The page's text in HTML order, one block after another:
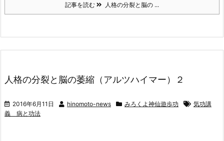
記事を読む 人格の分裂と脳の ...
人格の分裂と脳の萎縮（アルツハイマー）２
2016年6月11日 hinomoto-news みろくよ神仙遊歩功
気功講
義 病と功法